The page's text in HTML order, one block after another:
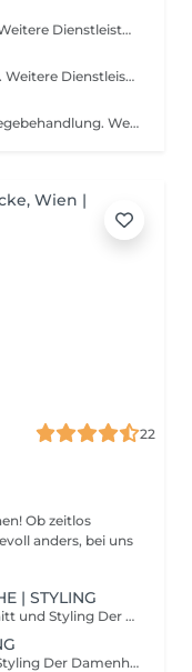
Beinhaltet ausschließlich die Haarfarbe. Weitere Dienstleistungen sind separat zubuchbar. Bitte beachten Sie die Leistungsbeschreibung (extra kurz - bis Hüfte) und wählen Sie entsprechend Ihrer Haarlänge.
Beinhaltet ausschließlich die Dauerwelle. Weitere Dienstleistungen sind separat zubuchbar. Bitte beachten Sie die Leistungsbeschreibung (extra kurz - bis Hüfte). Bitte wählen Sie die Leistung nach der Haarlänge.
Beinhaltet ausschließlich die Keratin-Pflegebehandlung. Weitere Dienstleistungen sind separat zubuchbar. Bitte beachten Sie die Leistungsbeschreibung (kurz - bis Hüfte). Bitte wählen Sie die Leistung nach der Haarlänge.
22
Ob zeitlos
anders, bei uns
| STYLING
Verwöhnhaarwäsche mit Massage, Schnitt und Styling Der Damenhaarschnitt stellt die Königsdisziplin für die Friseurinnen und Friseure dar. Schließlich verbringen die Damen mehr Zeit mit Ihrer Frisur als die meisten Männer und haben damit einen hohen Anspruch an Schnitt, Farbe und Styling. Ob kurzes, langes, oder mittellanges Haar, die Meister der Schere müssen für alle Haarlängen und Haar-Beschaffenheiten stets aktuelle Trends, Schnitte, Stylings und aktuellste Färbetechniken anbieten können. Die handwerklichen Fähigkeiten und die individuelle Kreativität der Friseurinnen und Friseure lassen alle Frisurenwünsche der Damen wahr werden.
Verwöhnhaarwäsche mit Massage und Styling Der Damenhaarschnitt stellt die Königsdisziplin für die Friseurinnen und Friseure dar. Schließlich verbringen die Damen mehr Zeit mit Ihrer Frisur als die meisten Männer und haben damit einen hohen Anspruch an Schnitt, Farbe und Styling. Ob kurzes, langes, oder mittellanges Haar, die Meister der Schere müssen für alle Haarlängen und Haar-Beschaffenheiten stets aktuelle Trends, Schnitte, Stylings und aktuellste Färbetechniken anbieten können. Die handwerklichen Fähigkeiten und die individuelle Kreativität der Friseurinnen und Friseure lassen alle Frisurenwünsche der Damen wahr werden.